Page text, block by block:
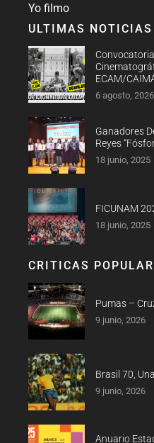
Yo filmo
ULTIMAS NOTICIAS
ECAM/
6 agosto, 2026
Ganadores
Reyes
18 junio, 2025
FICUNAM
18 junio, 2025
CRITICAS
Pumas –
9 junio, 2026
Brasil 70,
9 junio, 2026
Anuario